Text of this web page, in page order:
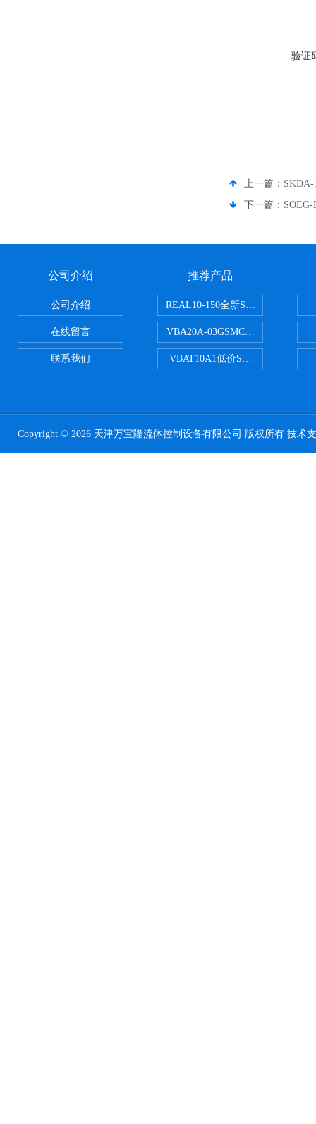
验证
上一篇：
下一篇：
公司介绍
公司介绍
在线留言
联系我们
推荐产品
REAL10-150全新SMC正弦无杆缸
VBA20A-03GSMC增压阀VBA-
VBAT10A1低价SMC储气罐VBAT
Copyright © 2026 天津万宝隆流体控制设备有限公司 版权所有 技术